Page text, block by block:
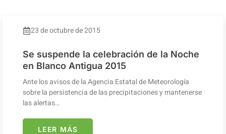
23 de octubre de 2015
Se suspende la celebración de la Noche
en Blanco Antigua 2015
Ante los avisos de la Agencia Estatal de Meteorología
sobre la persistencia de las precipitaciones y mantenerse
las alertas…
LEER MÁS